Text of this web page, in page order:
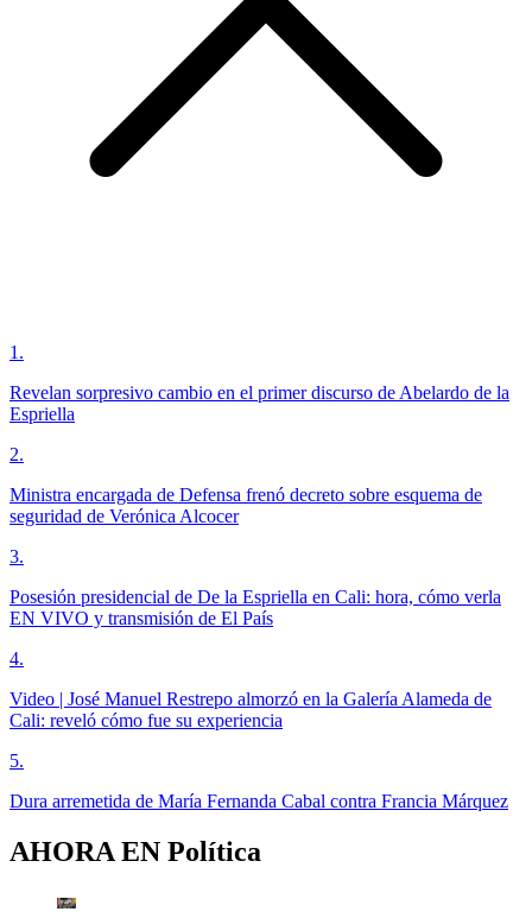
1 .
Revelan sorpresivo cambio en el primer discurso de Abelardo de la
Espriella
2.
Ministra encargada de Defensa frenó decreto sobre esquema de
seguridad de Verónica Alcocer
3.
Posesión presidencial de De la Espriella en Cali: hora, cómo verla
EN VIVO y transmisión de El País
4.
Video | José Manuel Restrepo almorzó en la Galería Alameda de
Cali: reveló cómo fue su experiencia
5.
Dura arremetida de María Fernanda Cabal contra Francia Márquez
AHORA EN Política